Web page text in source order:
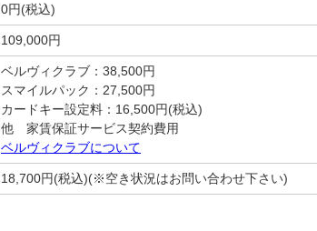
0円(税込)
109,000円
ベルヴィクラブ：38,500円
スマイルパック：27,500円
カードキー設定料：16,500円(税込)
他 家賃保証サービス契約費用
ベルヴィクラブについて
18,700円(税込)(※空き状況はお問い合わせ下さい)